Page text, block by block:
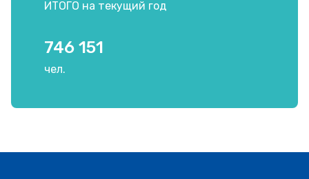
ИТОГО на текущий год
746 151
чел.